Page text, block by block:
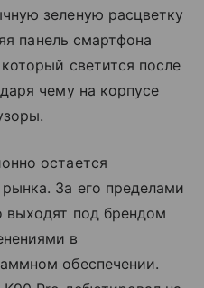
зеленую расцветку
панель смартфона
светится после
чему на корпусе
остается
За его пределами
выходят под брендом
в
обеспечении.